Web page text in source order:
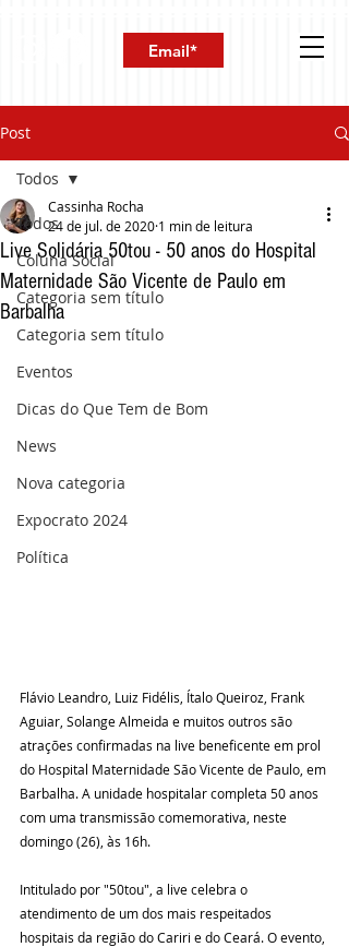
Post
Todos
Coluna Social
Categoria sem título
Categoria sem título
Eventos
Dicas do Que Tem de Bom
News
Nova categoria
Expocrato 2024
Política
Todos
Live Solidária 50tou - 50 anos do Hospital
Maternidade São Vicente de Paulo em
Barbalha
Cassinha Rocha
24 de jul. de 2020 1 min de leitura
Flávio Leandro, Luiz Fidélis, Ítalo Queiroz, Frank
Aguiar, Solange Almeida e muitos outros são
atrações confirmadas na live beneficente em prol
do Hospital Maternidade São Vicente de Paulo, em
Barbalha. A unidade hospitalar completa 50 anos
com uma transmissão comemorativa, neste
domingo (26), às 16h.
Intitulado por "50tou", a live celebra o
atendimento de um dos mais respeitados
hospitais da região do Cariri e do Ceará. O evento,